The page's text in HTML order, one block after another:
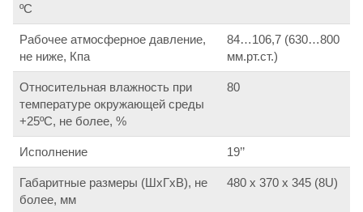
ºС
Рабочее атмосферное давление,
не ниже, Кпа
84…106,7 (630…800
мм.рт.ст.)
Относительная влажность при
температуре окружающей среды
+25ºС, не более, %
80
Исполнение 19’’
Габаритные размеры (ШхГхВ), не
более, мм
480 х 370 х 345 (8U)